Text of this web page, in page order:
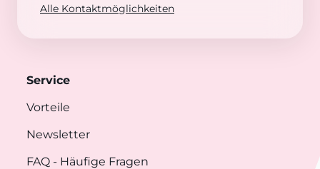
Alle Kontaktmöglichkeiten
Service
Vorteile
Newsletter
FAQ - Häufige Fragen